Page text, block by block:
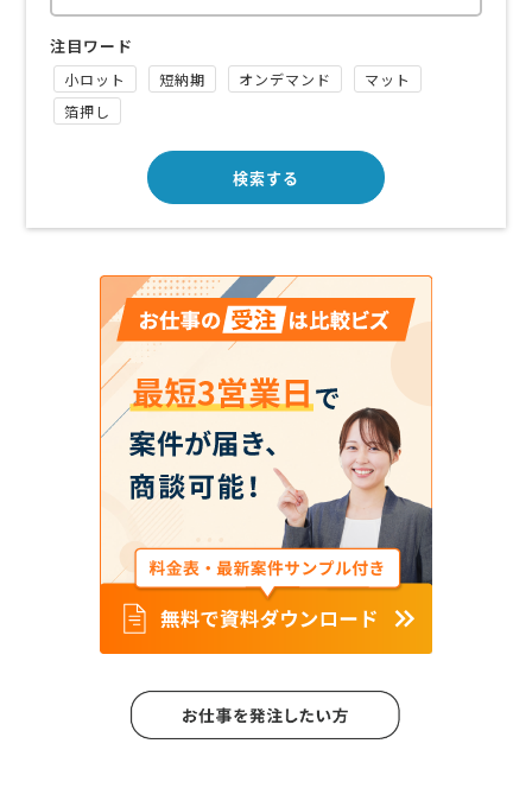
注目ワード
小ロット 短納期 オンデマンド
マット
箔押し